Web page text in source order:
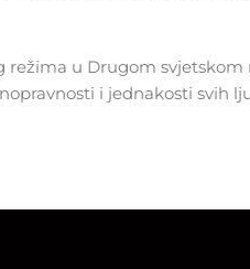
režima u Drugom svjetskom
i jednakosti svih